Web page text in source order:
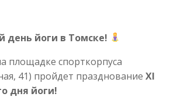
йоги в Томске!
площадке спорткорпуса
41) пройдет празднование XI
дня йоги!